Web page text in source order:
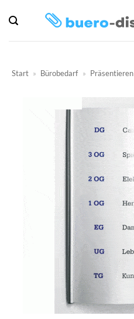
Inhalt
springen
Start » Bürobedarf » Präsentieren